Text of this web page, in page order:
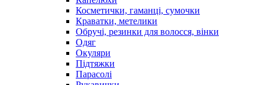
Косметички, гаманці, сумочки
Краватки, метелики
Обручі, резинки для волосся, вінки
Одяг
Окуляри
Підтяжки
Парасолі